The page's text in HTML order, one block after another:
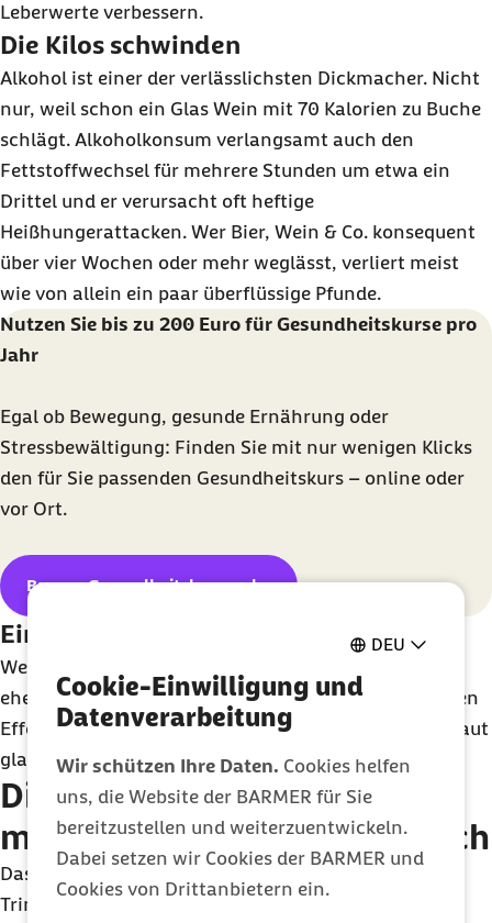
DEU
Cookie-Einwilligung und
Datenverarbeitung
Wir schützen Ihre Daten. Cookies helfen
uns, die Website der BARMER für Sie
bereitzustellen und weiterzuentwickeln.
Dabei setzen wir Cookies der BARMER und
Cookies von Drittanbietern ein.
Leberwerte verbessern.
Die Kilos schwinden
Alkohol ist einer der verlässlichsten Dickmacher. Nicht
nur, weil schon ein Glas Wein mit 70 Kalorien zu Buche
schlägt. Alkoholkonsum verlangsamt auch den
Fettstoffwechsel für mehrere Stunden um etwa ein
Drittel und er verursacht oft heftige
Heißhungerattacken. Wer Bier, Wein & Co. konsequent
über vier Wochen oder mehr weglässt, verliert meist
wie von allein ein paar überflüssige Pfunde.
Nutzen Sie bis zu 200 Euro für Gesundheitskurse pro
Jahr
Egal ob Bewegung, gesunde Ernährung oder
Stressbewältigung: Finden Sie mit nur wenigen Klicks
den für Sie passenden Gesundheitskurs – online oder
vor Ort.
Barmer Gesundheitskurssuche
Ein schöneres Hautbild
Weil Alkohol den Zellstoffwechsel bremst, entstehen
eher Unreinheiten und – wegen seines entwässernden
Effekts – auch Falten. Eine Promillepause lässt die Haut
glatter und strahlender erscheinen.
Die Dry January-Challenge
meistern – so halten Sie durch
Das sind allesamt gute Argumente für eine längere
Trinkpause. Denn bekanntermaßen gibt es die